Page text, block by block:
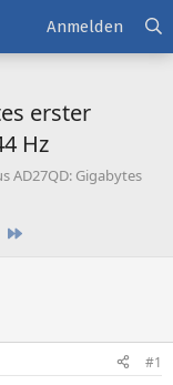
Anmelden
erster
Hz
AD27QD: Gigabytes
#1